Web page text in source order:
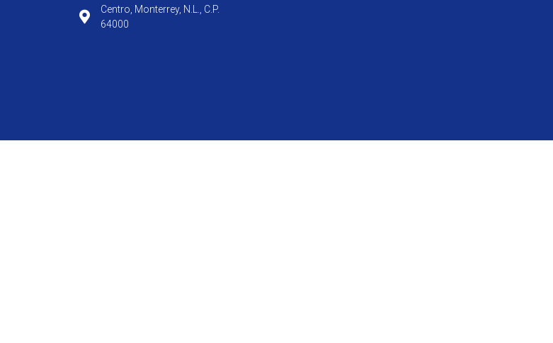
Centro, Monterrey, N.L., C.P.
64000